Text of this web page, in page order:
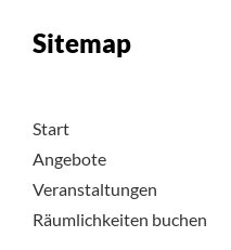
Sitemap
Start
Angebote
Veranstaltungen
Räumlichkeiten buchen